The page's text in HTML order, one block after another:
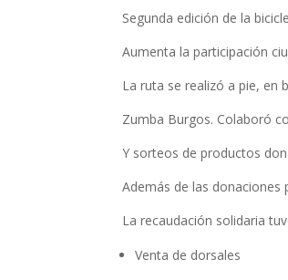
Segunda edición de la
Aumenta la participación
La ruta se realizó a pie, en
Zumba Burgos. Colaboró
Y sorteos de productos
Además de las donaciones
La recaudación solidaria
Venta de dorsales